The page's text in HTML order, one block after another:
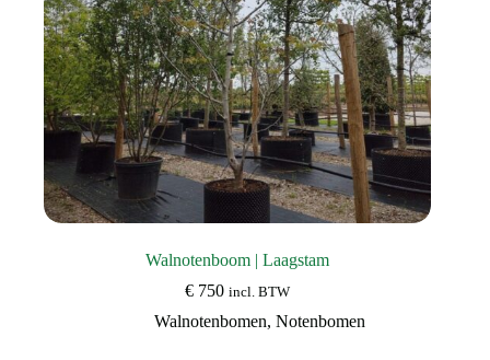
Walnotenboom | Laagstam
€ 750 incl. BTW
Walnotenbomen, Notenbomen